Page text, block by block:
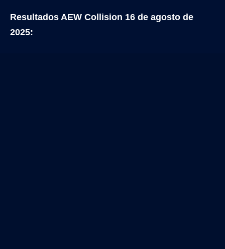
Resultados AEW Collision 16 de agosto de
2025: